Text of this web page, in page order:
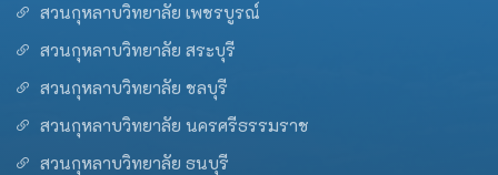
สวนกุหลาบวิทยาลัย เพชรบูรณ์
สวนกุหลาบวิทยาลัย สระบุรี
สวนกุหลาบวิทยาลัย ชลบุรี
สวนกุหลาบวิทยาลัย นครศรีธรรมราช
สวนกุหลาบวิทยาลัย ธนบุรี